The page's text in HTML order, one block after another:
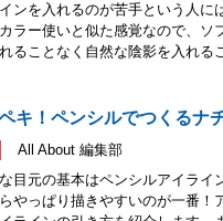
ンを入れるのが苦手という人
ラー使いと似た感覚なので、ソ
ることなく自然な陰影を入れる
キ！ペンシルでつくるナ
All About 編集部
目元の基本はペンシルアイライ
やっぱり描きやすいのが一番